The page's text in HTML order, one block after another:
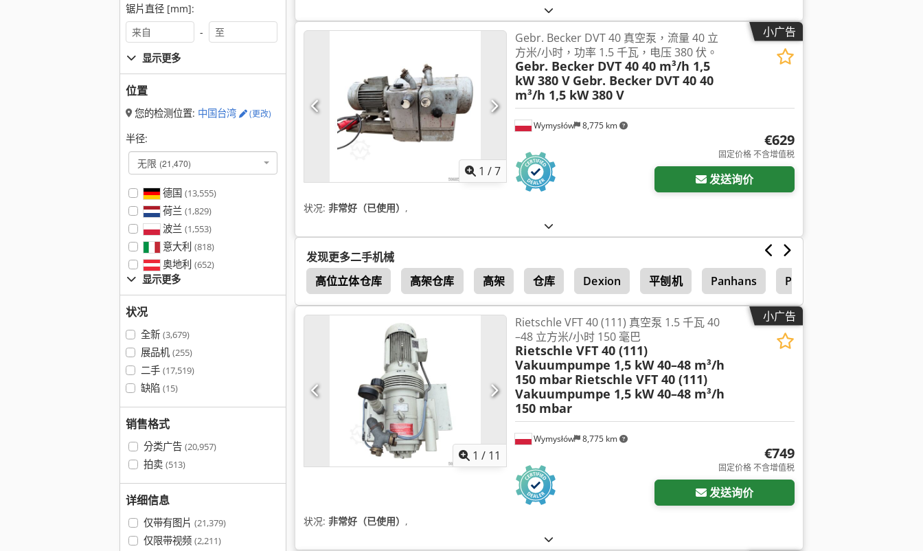
锯片直径 [mm]:
-
显示更多
位置
您的检测位置: 中国台湾 (更改)
半径:
无限 (21,470)
德国 (13,555)
荷兰 (1,829)
波兰 (1,553)
意大利 (818)
奥地利 (652)
显示更多
状况
全新 (3,679)
展品机 (255)
二手 (17,519)
缺陷 (15)
销售格式
分类广告 (20,957)
拍卖 (513)
详细信息
仅带有图片 (21,379)
仅限带视频 (2,211)
小广告
1 /7
Wymysłów 8,775 km
Gebr. Becker DVT 40 真空泵，流量 40 立
方米/小时，功率 1.5 千瓦，电压 380 伏。
Gebr. Becker DVT 40 40 m³/h 1,5
kW 380 V Gebr. Becker DVT 40 40
m³/h 1,5 kW 380 V
€629
固定价格 不含增值税
发送询价
状况: 非常好（已使用） ,
发现更多二手机械
高位立体仓库
高架仓库 高架 仓库 Dexion 平刨机 Panhans Panhans 1533
Panhans 261
小广告
1 / 11
Wymysłów 8,775 km
Rietschle VFT 40 (111) 真空泵 1.5 千瓦 40
–48 立方米/小时 150 毫巴
Rietschle VFT 40 (111)
Vakuumpumpe 1,5 kW 40–48 m³/h
150 mbar Rietschle VFT 40 (111)
Vakuumpumpe 1,5 kW 40–48 m³/h
150 mbar
€749
固定价格 不含增值税
发送询价
状况: 非常好（已使用） ,